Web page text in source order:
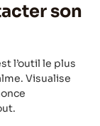
son
l’outil le plus
Visualise